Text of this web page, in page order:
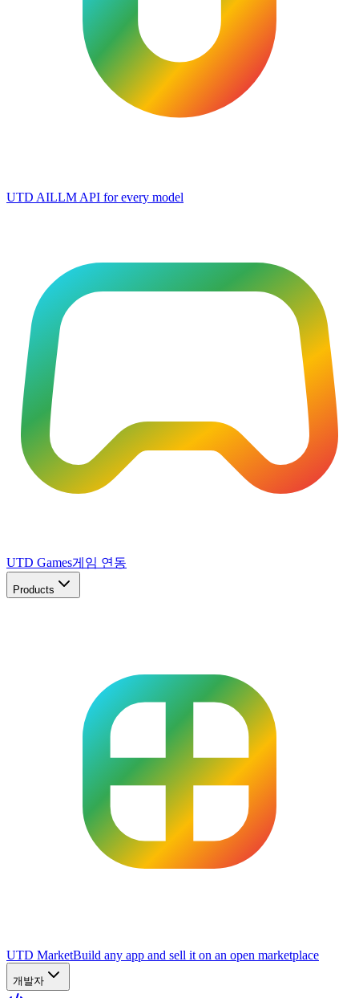
UTD AILLM API for every model
UTD Games게임 연동
Products
UTD MarketBuild any app and sell it on an open marketplace
개발자